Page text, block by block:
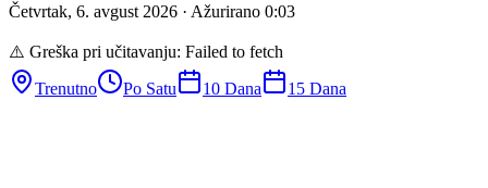
Četvrtak, 6. avgust 2026 · Ažurirano 0:03
⚠️ Greška pri učitavanju: Failed to fetch
Trenutno
Po Satu 10 Dana 15 Dana